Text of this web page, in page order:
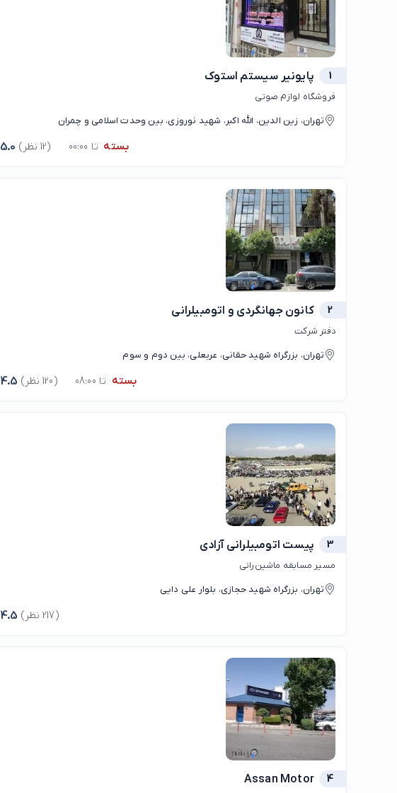
1 پایونیر سیستم استوک
فروشگاه لوازم صوتی
تهران، زین الدین، الله اکبر، شهید نوروزی، بین وحدت اسلامی و چمران
بسته تا 00:00 5.0 (12 نظر)
2 کانون جهانگردی و اتومبیلرانی
دفتر شرکت
تهران، بزرگراه شهید حقانی، عربعلی، بین دوم و سوم
بسته تا 08:00 4.5 (120 نظر)
3 پیست اتومبیلرانی آزادی
مسیر مسابقه ماشین‌رانی
تهران، بزرگراه شهید حجازی، بلوار علی دایی
4.5 (217 نظر)
4
Assan Motor